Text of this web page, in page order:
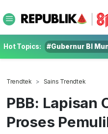
Hot Topics: #Gubernur BI
Trendtek Sains Trendtek
PBB: Lapisan
Proses